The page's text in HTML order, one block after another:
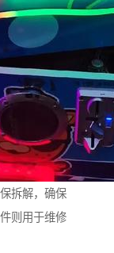
拆解，确保
则用于维修